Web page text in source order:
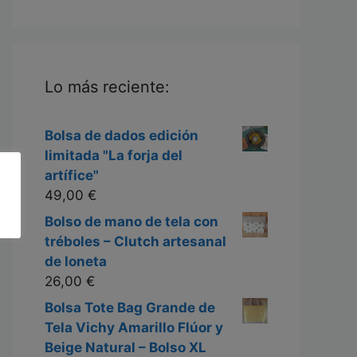
Lo más reciente:
Bolsa de dados edición
limitada "La forja del
artífice"
49,00 €
Bolso de mano de tela con
tréboles – Clutch artesanal
de loneta
26,00 €
Bolsa Tote Bag Grande de
Tela Vichy Amarillo Flúor y
Beige Natural – Bolso XL